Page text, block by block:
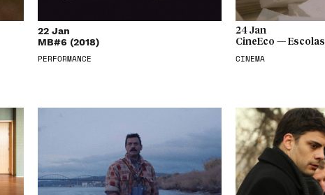
22 Jan
MB#6 (2018)
PERFORMANCE
24 Jan
CineEco — Escolas
CINEMA